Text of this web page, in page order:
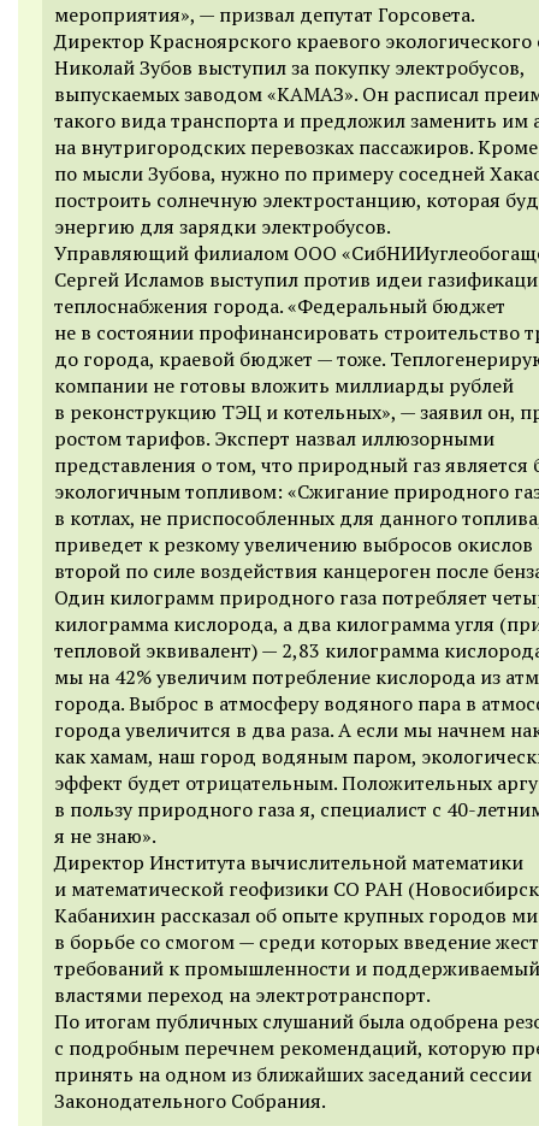
мероприятия», — призвал депутат Горсовета.
Директор Красноярского краевого экологического
Николай Зубов выступил за покупку электробусов,
выпускаемых заводом «КАМАЗ». Он расписал
такого вида транспорта и предложил заменить им
на внутригородских перевозках пассажиров.
по мысли Зубова, нужно по примеру соседней
построить солнечную электростанцию, которая
энергию для зарядки электробусов.
Управляющий филиалом ООО
Сергей Исламов выступил против идеи
теплоснабжения города. «Федеральный бюджет
не в состоянии профинансировать строительство
до города, краевой бюджет — тоже.
компании не готовы вложить миллиарды рублей
в реконструкцию ТЭЦ и котельных», —заявил он,
ростом тарифов. Эксперт назвал иллюзорными
представления о том, что природный газ является
экологичным топливом: «Сжигание природного
в котлах, не приспособленных для данного
приведет к резкому увеличению выбросов окислов
второй по силе воздействия канцероген после
Один килограмм природного газа потребляет
килограмма кислорода, а два килограмма угля
тепловой эквивалент) — 2,83 килограмма
мы на 42% увеличим потребление кислорода из
города. Выброс в атмосферу водяного пара в
города увеличится в два раза. А если мы начнем
как хамам, наш город водяным паром,
эффект будет отрицательным. Положительных
в пользу природного газа я, специалист с 40-
я не знаю».
Директор Института вычислительной математики
и математической геофизики СО РАН
Кабанихин рассказал об опыте крупных городов
в борьбе со смогом — среди которых введение
требований к промышленности и поддерживаемый
властями переход на электротранспорт.
По итогам публичных слушаний была одобрена
с подробным перечнем рекомендаций, которую
принять на одном из ближайших заседаний сессии
Законодательного Собрания.